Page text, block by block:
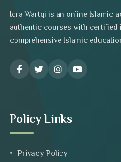
Iqra Wartqi is an online Islamic
authentic courses with certified
comprehensive Islamic
Policy Links
Privacy Policy